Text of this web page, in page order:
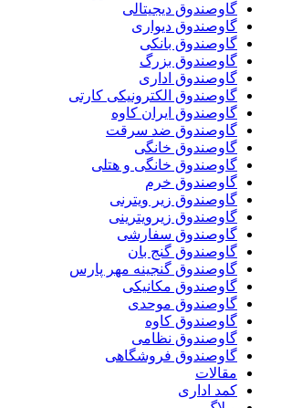
گاوصندوق دیجیتالی
گاوصندوق دیواری
گاوصندوق بانکی
گاوصندوق بزرگ
گاوصندوق اداری
گاوصندوق الکترونیکی کارتی
گاوصندوق ایران کاوه
گاوصندوق ضد سرقت
گاوصندوق خانگی
گاوصندوق خانگی و هتلی
گاوصندوق خرم
گاوصندوق زیر ویترنی
گاوصندوق زیرویترینی
گاوصندوق سفارشی
گاوصندوق گنج بان
گاوصندوق گنجینه مهر پارس
گاوصندوق مکانیکی
گاوصندوق موحدی
گاوصندوق کاوه
گاوصندوق نظامی
گاوصندوق فروشگاهی
مقالات
کمد اداری